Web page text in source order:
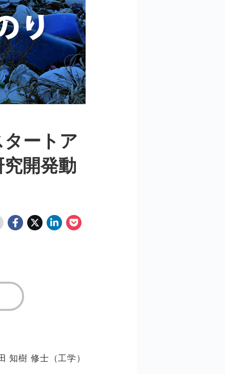
ートア
開発動
知樹 修士（工学）